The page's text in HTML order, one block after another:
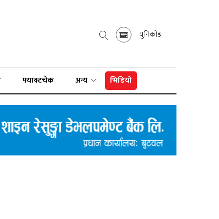
युनिकोड
फ्याक्टचेक अन्य भिडियो